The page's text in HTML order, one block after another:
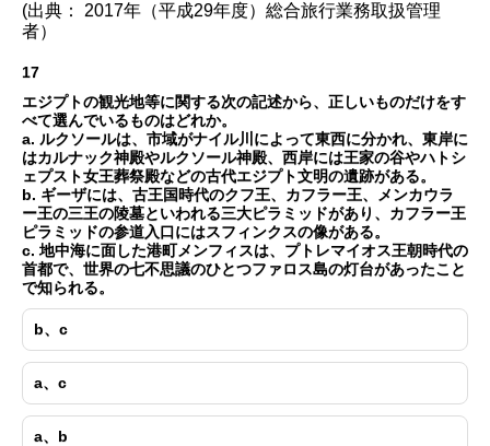
(出典： 2017年（平成29年度）総合旅行業務取扱管理
者）
17
エジプトの観光地等に関する次の記述から、正しいものだけをす
べて選んでいるものはどれか。
a. ルクソールは、市域がナイル川によって東西に分かれ、東岸に
はカルナック神殿やルクソール神殿、西岸には王家の谷やハトシ
ェプスト女王葬祭殿などの古代エジプト文明の遺跡がある。
b. ギーザには、古王国時代のクフ王、カフラー王、メンカウラ
ー王の三王の陵墓といわれる三大ピラミッドがあり、カフラー王
ピラミッドの参道入口にはスフィンクスの像がある。
c. 地中海に面した港町メンフィスは、プトレマイオス王朝時代の
首都で、世界の七不思議のひとつファロス島の灯台があったこと
で知られる。
b、c
a、c
a、b